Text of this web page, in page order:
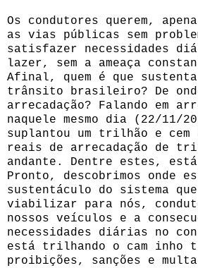
Os condutores querem,
as vias públicas sem
satisfazer necessidades
lazer, sem a ameaça
Afinal, quem é que
trânsito brasileiro? De
arrecadação? Falando em
naquele mesmo dia (22/11/
suplantou um trilhão e cem
reais de arrecadação de
andante. Dentre estes,
Pronto, descobrimos onde
sustentáculo do sistema
viabilizar para nós,
nossos veículos e a
necessidades diárias no
está trilhando o cam inho
proibições, sanções e